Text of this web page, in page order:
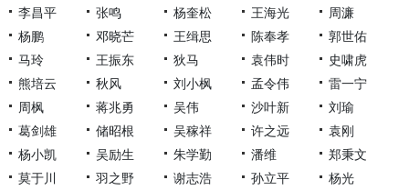
李昌平
张鸣 杨奎松 王海光
周濂
杨鹏
邓晓芒 王缉思 陈奉孝
郭世佑
马玲
王振东 狄马 袁伟时
史啸虎
熊培云
秋风 刘小枫 孟令伟
雷一宁
周枫
蒋兆勇 吴伟 沙叶新
刘瑜
葛剑雄
储昭根 吴稼祥 许之远
袁刚
杨小凯
吴励生 朱学勤 潘维
郑秉文
莫于川
羽之野 谢志浩 孙立平 杨光